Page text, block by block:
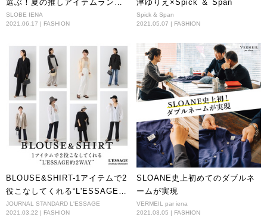
選ぶ！夏の推しアイテムランキ
ング
SLOBE IENA
2021.06.17 | FASHION
津ゆりえ×Spick ＆ Span
Spick & Span
2021.05.07 | FASHION
BLOUSE&SHIRT-1アイテムで2
役こなしてくれる“L'ESSAGE的
2WAY“-
JOURNAL STANDARD L'ESSAGE
2021.03.22 | FASHION
SLOANE史上初めてのダブルネ
ームが実現
VERMEIL par iena
2021.03.05 | FASHION